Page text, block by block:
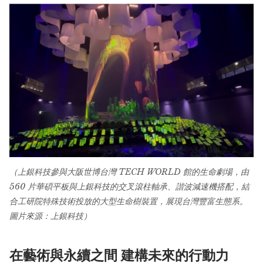
（上銀科技參與大阪世博台灣 TECH WORLD 館的生命劇場，由
560 片華碩平板與上銀科技的交叉滾柱軸承、諧波減速機搭配，結
合工研院特殊技術投放的大型生命樹裝置，展現台灣豐富生態系。
圖片來源：上銀科技）
在藝術與永續之間 建構未來的行動力